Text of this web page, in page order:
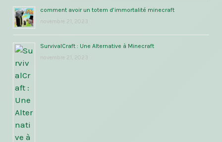
comment avoir un totem d’immortalité minecraft
novembre 21, 2023
SurvivalCraft : Une Alternative à Minecraft
novembre 21, 2023